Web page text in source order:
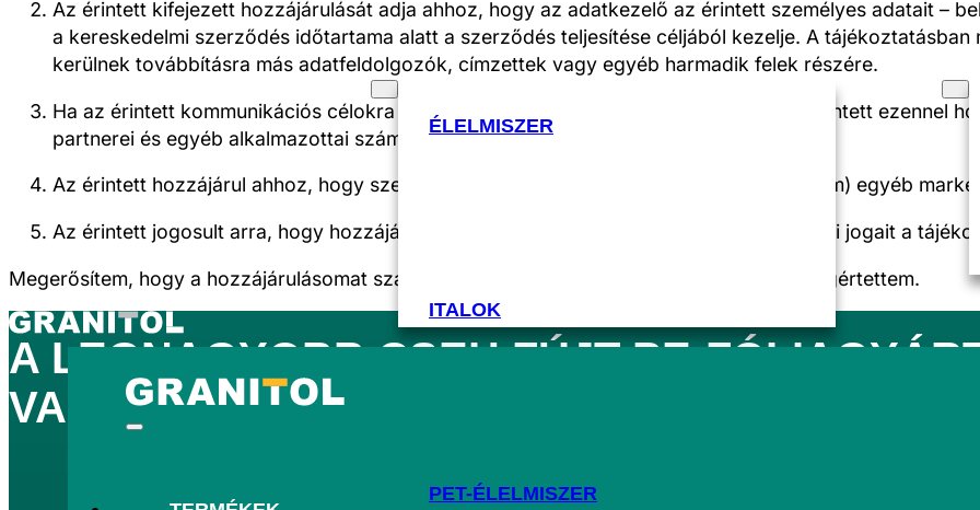
ÉLELMISZER
ITALOK
PET-ÉLELMISZER
Az érintett kifejezett hozzájárulását adja ahhoz, hogy az adatkezelő az érintett személyes adatait –
a kereskedelmi szerződés időtartama alatt a szerződés teljesítése céljából kezelje. A
kerülnek továbbításra más adatfeldolgozók, címzettek vagy egyéb harmadik felek részére.
Ha az érintett kommunikációs célokra telefonszámot vagy e-mail címet használ, az érintett ezennel
partnerei és egyéb alkalmazottai számára történő továbbításával összefüggésben.
Az érintett hozzájárul ahhoz, hogy személyes adatait (név, cím, telefonszám, e-mail cím) egyéb
Az érintett jogosult arra, hogy hozzájárulását bármikor visszavonja. Az érintett további jogait a
Megerősítem, hogy a hozzájárulásomat szabadon adtam meg, és hogy a tájékoztatást megértettem.
A LEGNAGYOBBCSEH FÚJT PE-
VAGYUNK,TÖBB MINT 130 ÉVE